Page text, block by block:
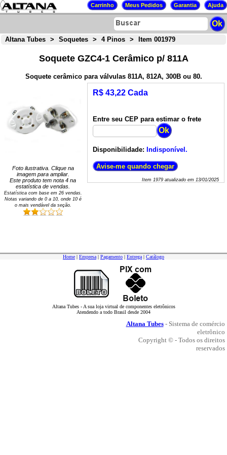
Altana Tubes > Soquetes > 4 Pinos > Item 001979
Soquete GZC4-1 Cerâmico p/ 811A
Soquete cerâmico para válvulas 811A, 812A, 300B ou 80.
Foto ilustrativa. Clique na
imagem para ampliar.
Este produto tem nota 4 na
estatística de vendas.
Estatística com base em 26vendas.
Notas variando de 0a 10, onde 10 é
o mais vendável da seção.
R$ 43,22 Cada
Entre seu CEP para estimar o frete
Disponibilidade: Indisponível.
Item 1979atualizado em 13/01/2025
Home | Empresa | Pagamento | Entrega | Catálogo
Altana Tubes - A sua loja virtual de componentes eletrônicos
Atendendo a todo Brasil desde 2004
Altana Tubes- Sistema de comércio
eletrônico
Copyright © - Todos os direitos
reservados